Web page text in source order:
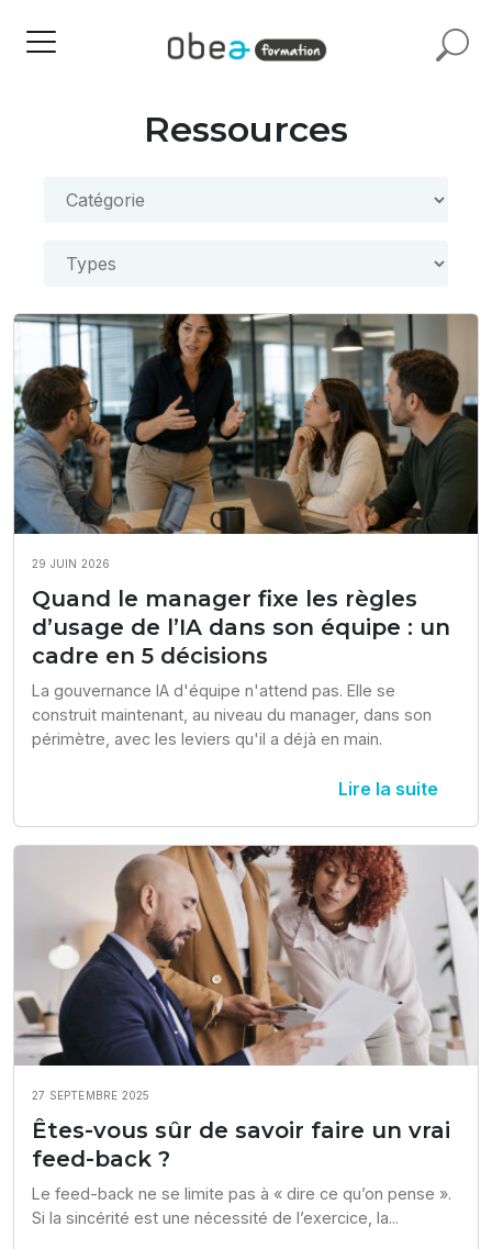
Ressources
29 JUIN 2026
Quand le manager fixe les règles
d’usage de l’IA dans son équipe : un
cadre en 5 décisions
La gouvernance IA d'équipe n'attend pas. Elle se
construit maintenant, au niveau du manager, dans son
périmètre, avec les leviers qu'il a déjà en main.
Lire la suite
27 SEPTEMBRE 2025
Êtes-vous sûr de savoir faire un vrai
feed-back ?
Le feed-back ne se limite pas à « dire ce qu’on pense ».
Si la sincérité est une nécessité de l’exercice, la...